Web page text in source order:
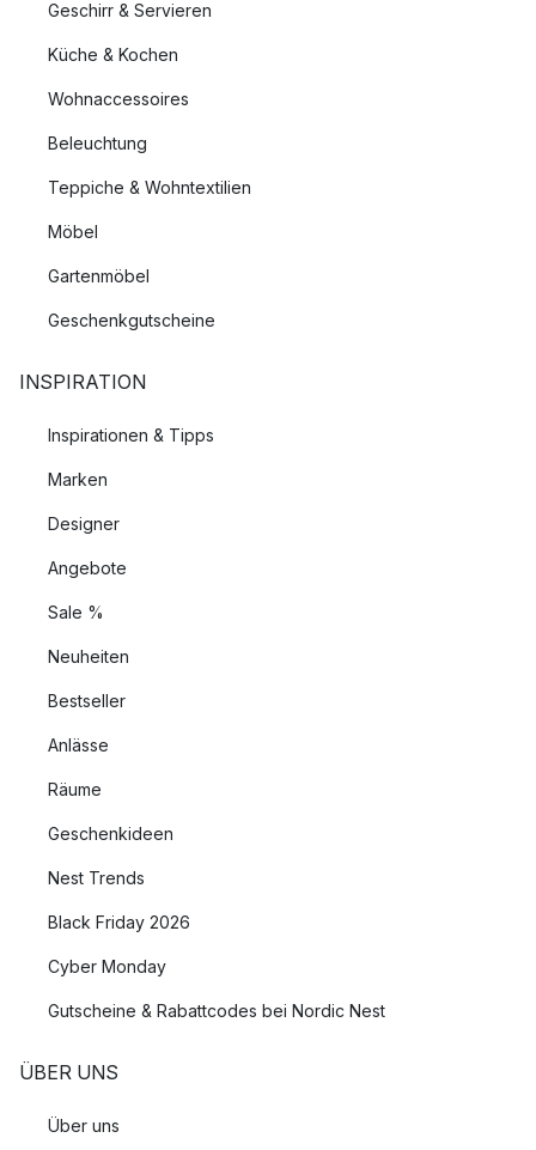
Geschirr & Servieren
Küche & Kochen
Wohnaccessoires
Beleuchtung
Teppiche & Wohntextilien
Möbel
Gartenmöbel
Geschenkgutscheine
INSPIRATION
Inspirationen & Tipps
Marken
Designer
Angebote
Sale %
Neuheiten
Bestseller
Anlässe
Räume
Geschenkideen
Nest Trends
Black Friday 2026
Cyber Monday
Gutscheine & Rabattcodes bei Nordic Nest
ÜBER UNS
Über uns